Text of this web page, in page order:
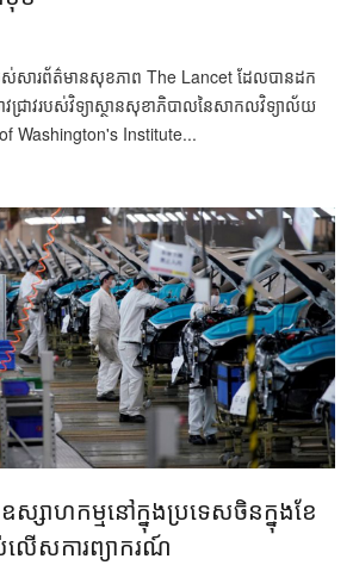
ស់​សារព័ត៌មាន​សុខភាព ​​The Lancet ​ដែល​បាន​​ដក
ជ្រាវ​របស់​វិទ្យាស្ថាន​សុខាភិបាល​នៃ​សាកលវិទ្យាល័យ​
Washington's Institute...
ស្សាហកម្មនៅក្នុងប្រទេសចិនក្នុងខែ
ើសការព្យាករណ៍​